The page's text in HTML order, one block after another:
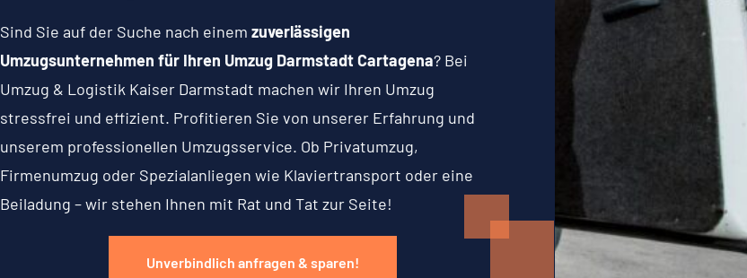
Sind Sie auf der Suche nach einem zuverlässigen
Umzugsunternehmen für Ihren Umzug Darmstadt Cartagena? Bei
Umzug & Logistik Kaiser Darmstadt machen wir Ihren Umzug
stressfrei und effizient. Profitieren Sie von unserer Erfahrung und
unserem professionellen Umzugsservice. Ob Privatumzug,
Firmenumzug oder Spezialanliegen wie Klaviertransport oder eine
Beiladung – wir stehen Ihnen mit Rat und Tat zur Seite!
Unverbindlich anfragen & sparen!